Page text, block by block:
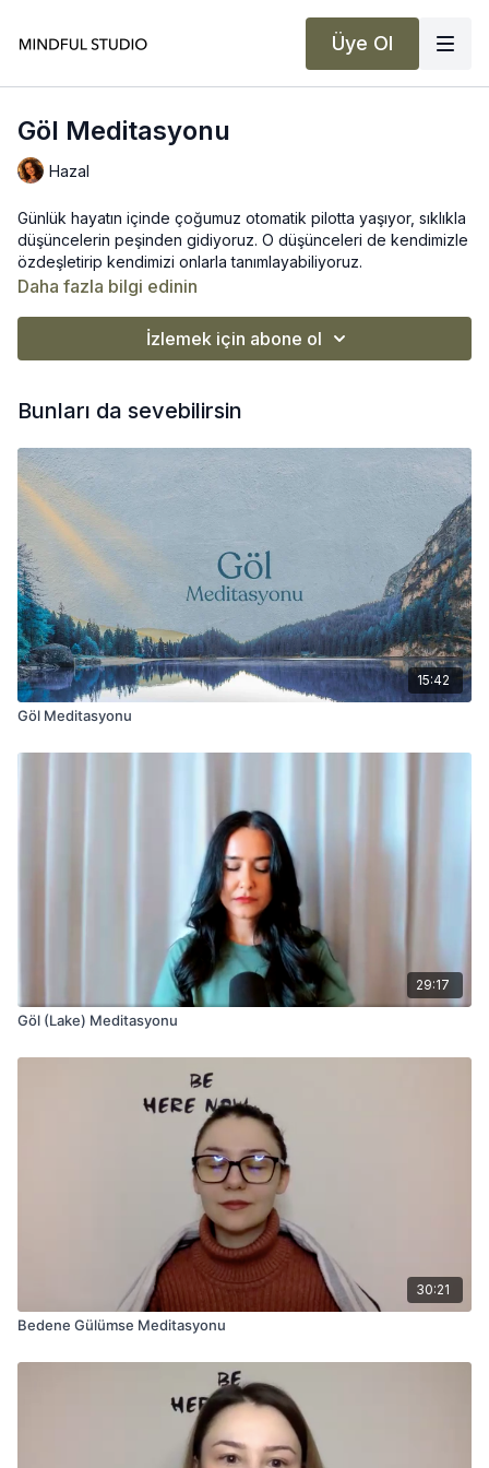
Üye Ol
Göl Meditasyonu
Hazal
Günlük hayatın içinde çoğumuz otomatik pilotta yaşıyor, sıklıkla
düşüncelerin peşinden gidiyoruz. O düşünceleri de kendimizle
özdeşletirip kendimizi onlarla tanımlayabiliyoruz.
Halbuki bu düşünceler, duygular gölün üstündeki ufak
dalgalanmalar gibi. Bizse gölün derinliğindeki sakinliğiz.
Bu derste birlikte o derinliğe dönüp bakmayı deniyoruz.
tamamı olmadığımızı hatırlayarak.
Daha fazla bilgi edinin
İzlemek için abone ol
Bunları da sevebilirsin
15:42
Göl Meditasyonu
29:17
Göl (Lake) Meditasyonu
30:21
Bedene Gülümse Meditasyonu